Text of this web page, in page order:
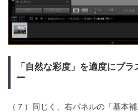
「自然な彩度」を適度にプ
ー
（７）同じく、右パネルの「基本